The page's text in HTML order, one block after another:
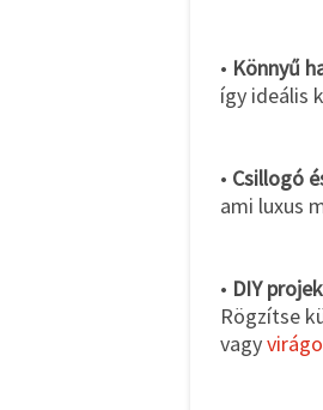
• Könnyű
így ideális
• Csillogó
ami luxus
• DIY
Rögzítse
vagy